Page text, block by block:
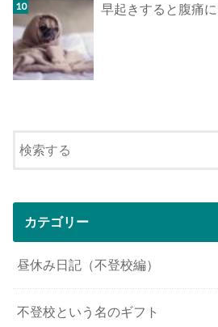
早起きすると腹痛に
カテゴリー
昼休み日記（不登校編）
不登校という名のギフト